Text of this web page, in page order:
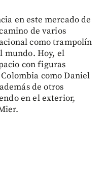
en este mercado de
de varios
como trampolín
mundo. Hoy, el
con figuras
como Daniel
de otros
en el exterior,